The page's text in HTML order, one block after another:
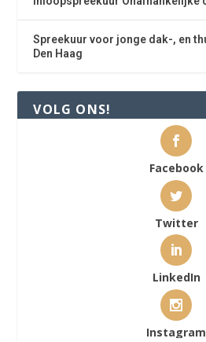
Spreekuur voor jonge dak-, en
Den Haag
VOLG ONS!
Facebook
Twitter
LinkedIn
Instagram